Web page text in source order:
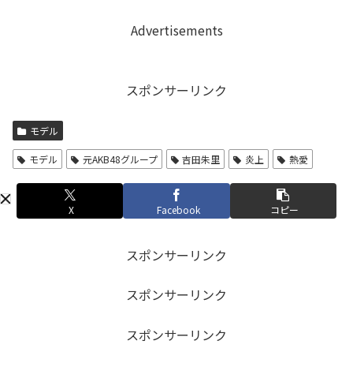
Advertisements
スポンサーリンク
モデル
モデル 元AKB48グループ 吉田朱里 炎上 熱愛
X Facebook コピー
スポンサーリンク
スポンサーリンク
スポンサーリンク